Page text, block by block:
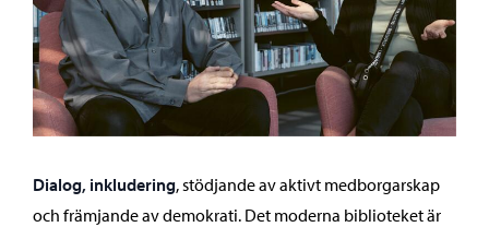
Dialog, inkludering, stödjande av aktivt medborgarskap
och främjande av demokrati. Det moderna biblioteket är